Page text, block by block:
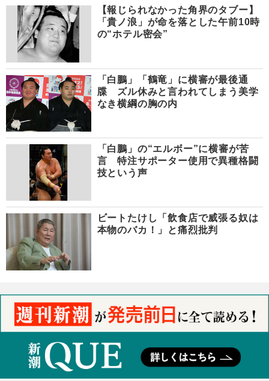
【報じられなかった角界のタブー】
「貴ノ浪」が命を落とした午前10時
の“ホテル密会”
「白鵬」「鶴竜」に横審が最後通
牒 ズル休みと言われてしまう美学
なき横綱の胸の内
「白鵬」の“エルボー”に横審が苦
言 特注サポーター使用で異種格闘
技という声
ビートたけし「飲食店で威張る奴は
本物のバカ！」と痛烈批判